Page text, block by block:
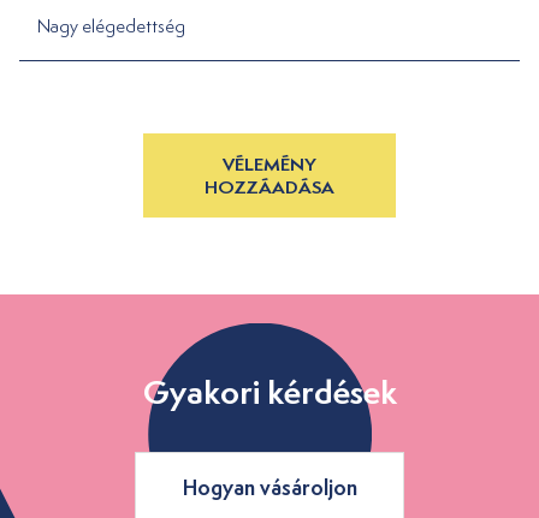
Nagy elégedettség
VÉLEMÉNY
HOZZÁADÁSA
Gyakori kérdések
Hogyan vásároljon